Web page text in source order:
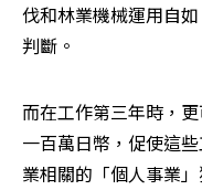
伐和林業機械運用自
判斷。
而在工作第三年時，
一百萬日幣，促使這
業相關的「個人事業